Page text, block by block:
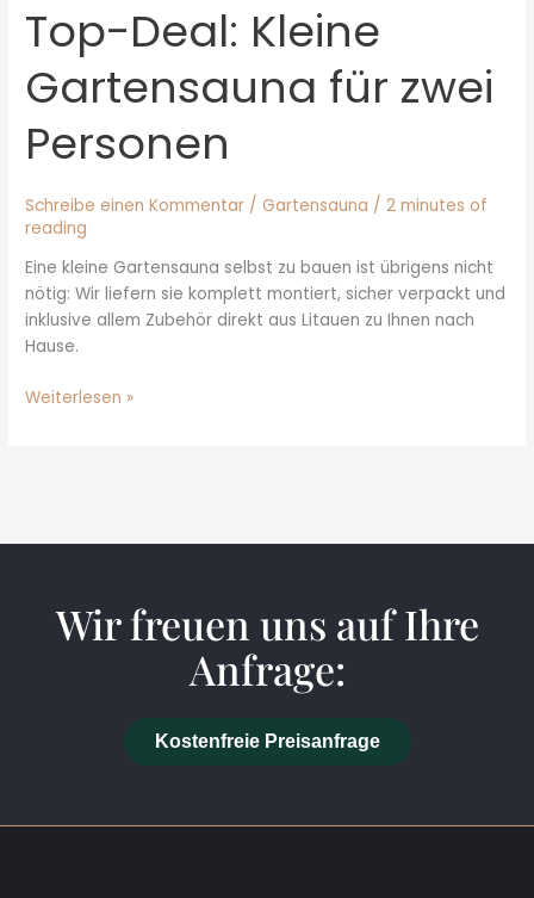
Top-Deal: Kleine
Gartensauna für zwei
Personen
Schreibe einen Kommentar / Gartensauna /2 minutes of
reading
Eine kleine Gartensauna selbst zu bauen ist übrigens nicht
nötig: Wir liefern sie komplett montiert, sicher verpackt und
inklusive allem Zubehör direkt aus Litauen zu Ihnen nach
Hause.
Weiterlesen »
Wir freuen uns auf Ihre
Anfrage:
Kostenfreie Preisanfrage